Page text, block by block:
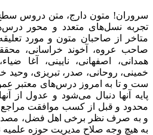
سروران! متون دارج، متن دروس
تجربه نسل‌های متعدد و محور
متاخر از صاحبان متون و مورد
صاحب عروه، آخوند خراسانی،
همدانی، اصفهانی، نایینی، آغا
خمینی، روحانی، صدر، تبریزی، وحید
ست و تا به امروز درس‌های معتبر
پایه آنها دنبال می‌شود و عدول از
محدود و قبل از کسب موافقت
و به صرف نظر برخی اهل فضل،
به هیچ وجه صلاح مدیریت حوزه علمیه